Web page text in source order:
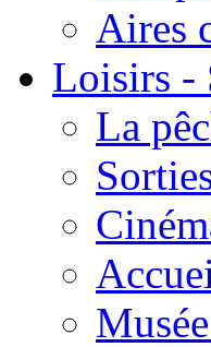
Aires
Loisirs -
La